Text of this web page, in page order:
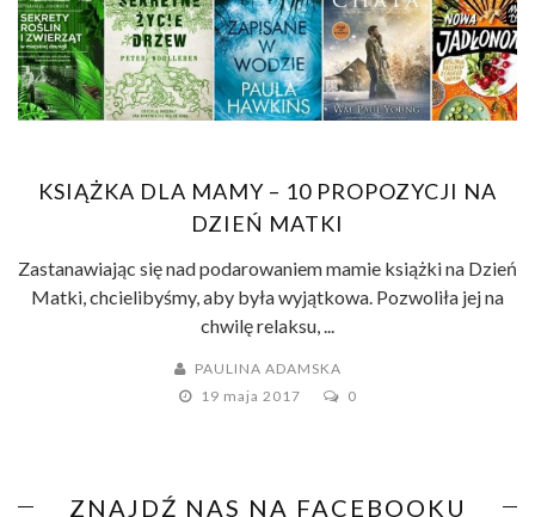
KSIĄŻKA DLA MAMY – 10 PROPOZYCJI NA
DZIEŃ MATKI
Zastanawiając się nad podarowaniem mamie książki na Dzień
Matki, chcielibyśmy, aby była wyjątkowa. Pozwoliła jej na
chwilę relaksu, ...
PAULINA ADAMSKA
19 maja 2017
0
ZNAJDŹ NAS NA FACEBOOKU